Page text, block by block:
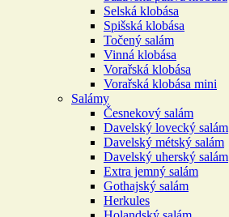
Selská klobása
Spišská klobása
Točený salám
Vinná klobása
Vorařská klobása
Vorařská klobása mini
Salámy
Česnekový salám
Davelský lovecký salám
Davelský métský salám
Davelský uherský salám
Extra jemný salám
Gothajský salám
Herkules